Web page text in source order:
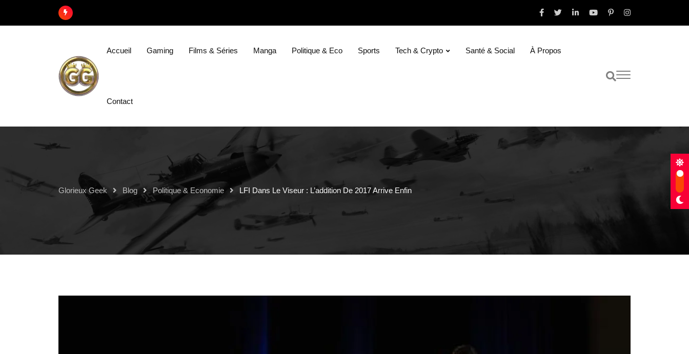
Accueil Gaming Films & Séries Manga Politique & Eco Sports Tech & Crypto Santé & Social À Propos
Contact
Glorieux Geek Blog Politique & Economie LFI Dans Le Viseur : L’addition De 2017 Arrive Enfin